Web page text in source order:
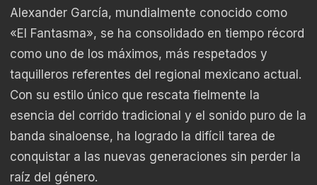
Alexander García, mundialmente conocido como
«El Fantasma», se ha consolidado en tiempo récord
como uno de los máximos, más respetados y
taquilleros referentes del regional mexicano actual.
Con su estilo único que rescata fielmente la
esencia del corrido tradicional y el sonido puro de la
banda sinaloense, ha logrado la difícil tarea de
conquistar a las nuevas generaciones sin perder la
raíz del género.